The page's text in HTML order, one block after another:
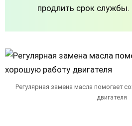
продлить срок службы.
Регулярная замена масла помогает
двигателя